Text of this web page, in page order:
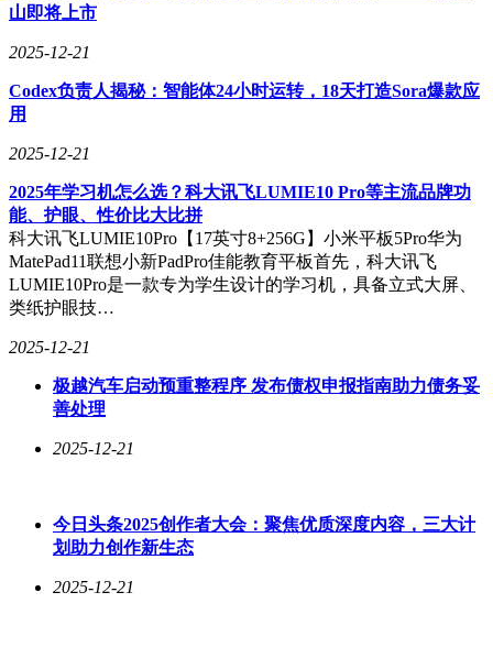
山即将上市
2025-12-21
Codex负责人揭秘：智能体24小时运转，18天打造Sora爆款应
用
2025-12-21
2025年学习机怎么选？科大讯飞LUMIE10 Pro等主流品牌功
能、护眼、性价比大比拼
科大讯飞LUMIE10Pro【17英寸8+256G】小米平板5Pro华为
MatePad11联想小新PadPro佳能教育平板首先，科大讯飞
LUMIE10Pro是一款专为学生设计的学习机，具备立式大屏、
类纸护眼技…
2025-12-21
极越汽车启动预重整程序 发布债权申报指南助力债务妥
善处理
2025-12-21
今日头条2025创作者大会：聚焦优质深度内容，三大计
划助力创作新生态
2025-12-21